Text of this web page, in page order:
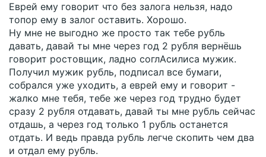
Еврей ему говорит что без залога нельзя, надо
топор ему в залог оставить. Хорошо.
Ну мне не выгодно же просто так тебе рубль
давать, давай ты мне через год 2 рубля вернёшь
говорит ростовщик, ладно соглАсилиса мужик.
Получил мужик рубль, подписал все бумаги,
собрался уже уходить, а еврей ему и говорит -
жалко мне тебя, тебе же через год трудно будет
сразу 2 рубля отдавать, давай ты мне рубль сейчас
отдашь, а через год только 1 рубль останется
отдать. И ведь правда рубль легче скопить чем два
и отдал ему рубль.